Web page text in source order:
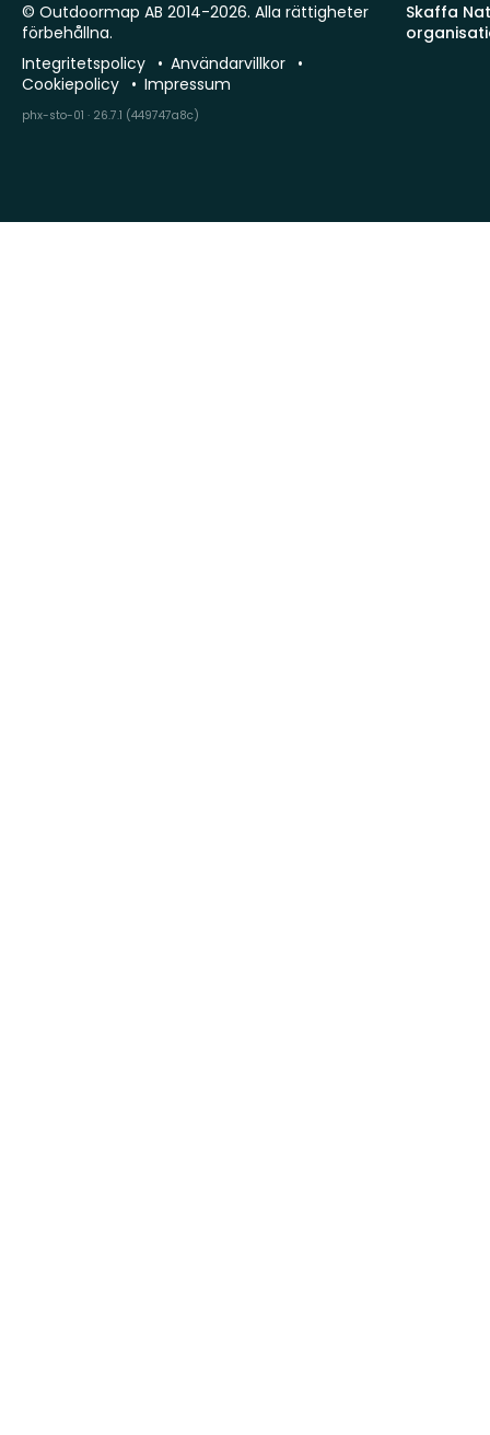
Skaffa
© Outdoormap AB 2014-2026. Alla rättigheter
förbehållna.
Integritetspolicy
Användarvillkor
Cookiepolicy
Impressum
phx-sto-01 · 26.7.1 (449747a8c)